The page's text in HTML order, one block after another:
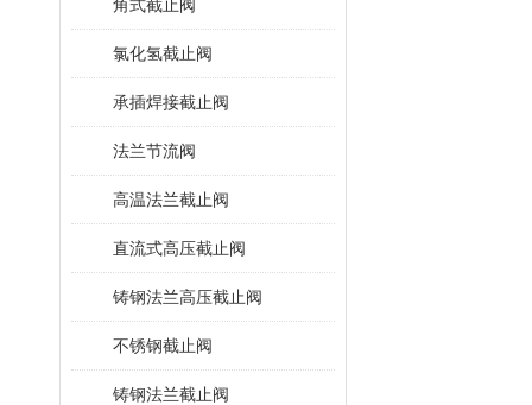
角式截止阀
氯化氢截止阀
承插焊接截止阀
法兰节流阀
高温法兰截止阀
直流式高压截止阀
铸钢法兰高压截止阀
不锈钢截止阀
铸钢法兰截止阀